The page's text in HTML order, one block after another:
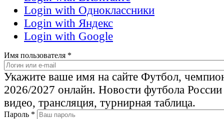
Login with Одноклассники
Login with Яндекс
Login with Google
Имя пользователя *
Укажите ваше имя на сайте Футбол,
2026/2027 онлайн. Новости футбола
видео, трансляция, турнирная таблица.
Пароль *